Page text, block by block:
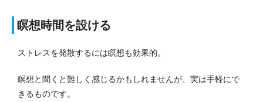
瞑想時間を設ける
ストレスを発散するには瞑想も効果的。
瞑想と聞くと難しく感じるかもしれませんが、実は手軽にで
きるものです。